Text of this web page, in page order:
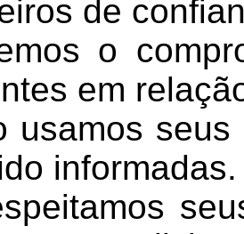
de
o
em
seus
informadas.
seus